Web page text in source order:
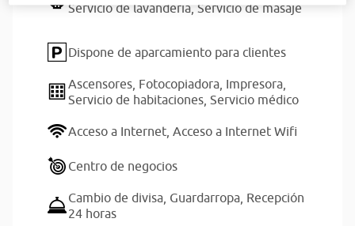
Servicio de lavandería, Servicio de masaje
Dispone de aparcamiento para clientes
Ascensores, Fotocopiadora, Impresora,
Servicio de habitaciones, Servicio médico
Acceso a Internet, Acceso a Internet Wifi
Centro de negocios
Cambio de divisa, Guardarropa, Recepción
24 horas